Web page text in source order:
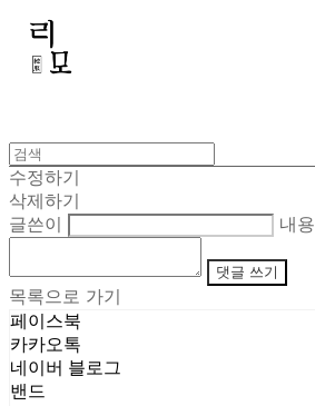
수정하기
삭제하기
글쓴이
내용
댓글 쓰기
목록으로 가기
페이스북
카카오톡
네이버 블로그
밴드